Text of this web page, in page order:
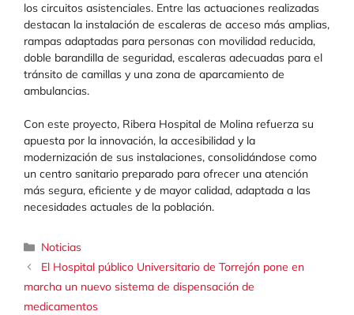
los circuitos asistenciales. Entre las actuaciones realizadas
destacan la instalación de escaleras de acceso más amplias,
rampas adaptadas para personas con movilidad reducida,
doble barandilla de seguridad, escaleras adecuadas para el
tránsito de camillas y una zona de aparcamiento de
ambulancias.
Con este proyecto, Ribera Hospital de Molina refuerza su
apuesta por la innovación, la accesibilidad y la
modernización de sus instalaciones, consolidándose como
un centro sanitario preparado para ofrecer una atención
más segura, eficiente y de mayor calidad, adaptada a las
necesidades actuales de la población.
Categorías
Noticias
El Hospital público Universitario de Torrejón pone en
marcha un nuevo sistema de dispensación de
medicamentos